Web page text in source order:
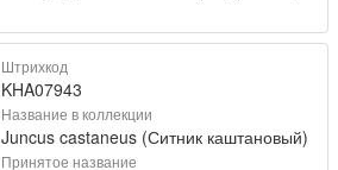
Штрихкод
KHA07943
Название в коллекции
Juncus castaneus (Ситник каштановый)
Принятое название